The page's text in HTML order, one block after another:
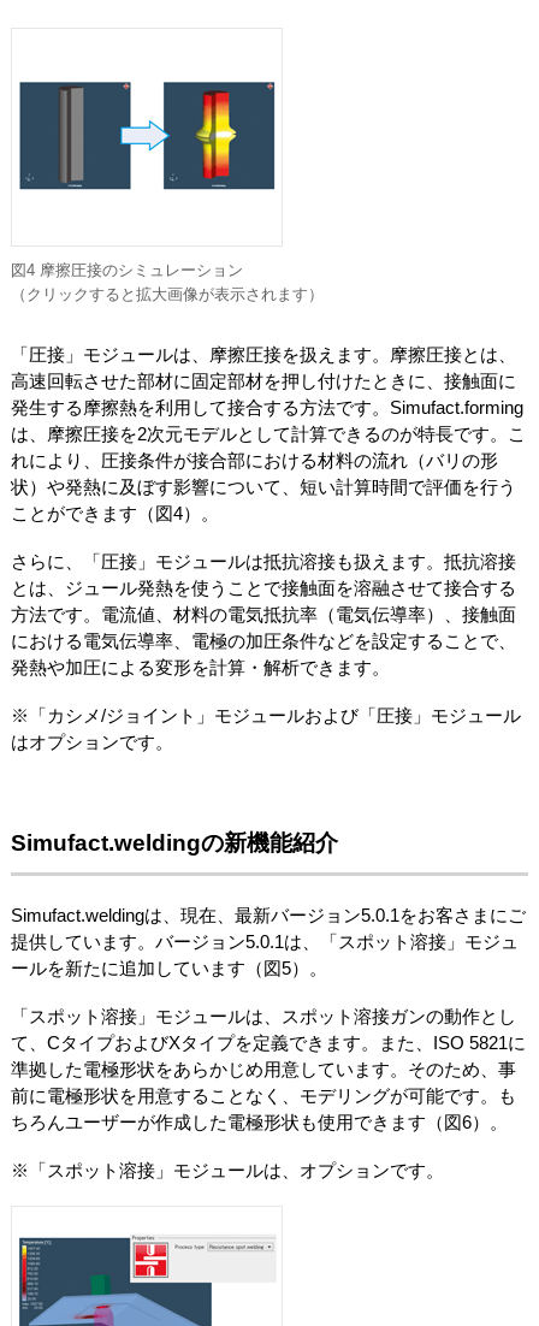
図4 摩擦圧接のシミュレーション
（クリックすると拡大画像が表示されます）
「圧接」モジュールは、摩擦圧接を扱えます。摩擦圧接とは、
高速回転させた部材に固定部材を押し付けたときに、接触面に
発生する摩擦熱を利用して接合する方法です。Simufact.forming
は、摩擦圧接を2次元モデルとして計算できるのが特長です。こ
れにより、圧接条件が接合部における材料の流れ（バリの形
状）や発熱に及ぼす影響について、短い計算時間で評価を行う
ことができます（図4）。
さらに、「圧接」モジュールは抵抗溶接も扱えます。抵抗溶接
とは、ジュール発熱を使うことで接触面を溶融させて接合する
方法です。電流値、材料の電気抵抗率（電気伝導率）、接触面
における電気伝導率、電極の加圧条件などを設定することで、
発熱や加圧による変形を計算・解析できます。
※「カシメ/ジョイント」モジュールおよび「圧接」モジュール
はオプションです。
Simufact.weldingの新機能紹介
Simufact.weldingは、現在、最新バージョン5.0.1をお客さまにご
提供しています。バージョン5.0.1は、「スポット溶接」モジュ
ールを新たに追加しています（図5）。
「スポット溶接」モジュールは、スポット溶接ガンの動作とし
て、CタイプおよびXタイプを定義できます。また、ISO 5821に
準拠した電極形状をあらかじめ用意しています。そのため、事
前に電極形状を用意することなく、モデリングが可能です。も
ちろんユーザーが作成した電極形状も使用できます（図6）。
※「スポット溶接」モジュールは、オプションです。